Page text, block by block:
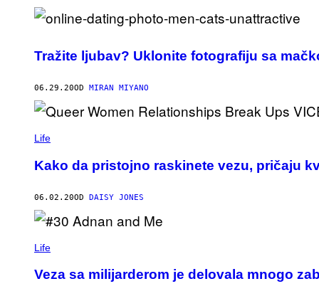
Tražite ljubav? Uklonite fotografiju sa
06.29.20OD MIRAN MIYANO
Life
Kako da pristojno raskinete vezu, pričaju
06.02.20OD DAISY JONES
Life
Veza sa milijarderom je delovala mnogo